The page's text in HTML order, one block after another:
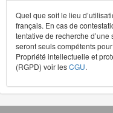
Quel que soit le lieu
français. En cas de
tentative de recherche
seront seuls compétents
Propriété intellectuelle et
(RGPD) voir lesCGU.